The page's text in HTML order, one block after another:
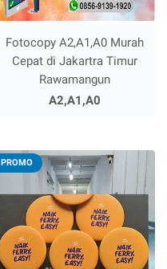
Fotocopy A2,A1,A0 Murah
Cepat di Jakartra Timur
Rawamangun
A2,A1,A0
PROMO